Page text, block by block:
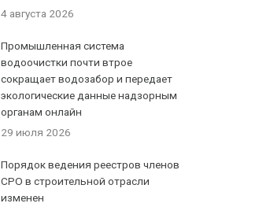
4 августа 2026
Промышленная система
водоочистки почти втрое
сокращает водозабор и передает
экологические данные надзорным
органам онлайн
29 июля 2026
Порядок ведения реестров членов
СРО в строительной отрасли
изменен